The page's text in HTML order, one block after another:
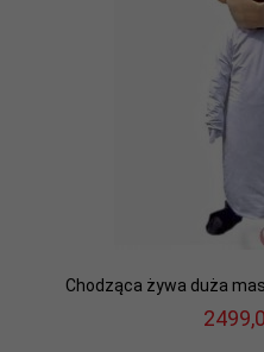
Chodząca żywa duża
2499,